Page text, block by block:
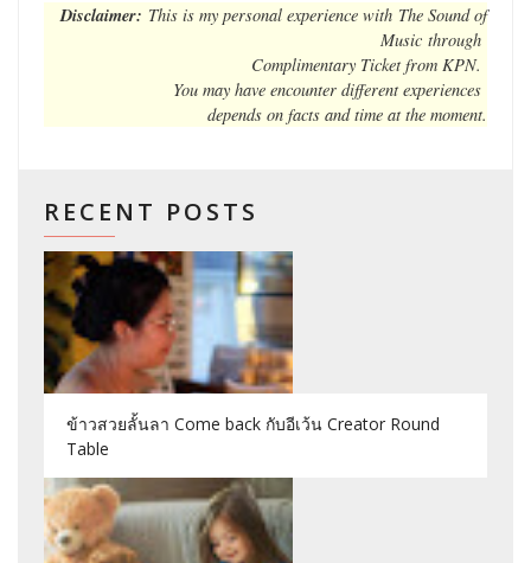
Disclaimer: This is my personal experience with The Sound of
Music through
Complimentary Ticket from KPN.
You may have encounter different experiences
depends on facts and time at the moment.
RECENT POSTS
ข้าวสวยลั้นลา Come back กับอีเว้น Creator Round
Table